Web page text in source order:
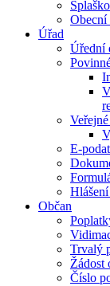
Obecní
Úřad
Úřední
E-
Občan
Trvalý
Žádost
Číslo